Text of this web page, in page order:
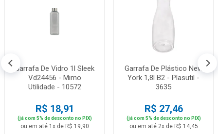
Garrafa De Vidro 1l Sleek
Vd24456 - Mimo
Utilidade - 10572
R$ 18,91
(já com 5% de desconto no PIX)
ou em até 1x de R$ 19,90
Garrafa De Plástico New
York 1,8l B2 - Plasutil -
3635
R$ 27,46
(já com 5% de desconto no PIX)
ou em até 2x de R$ 14,45